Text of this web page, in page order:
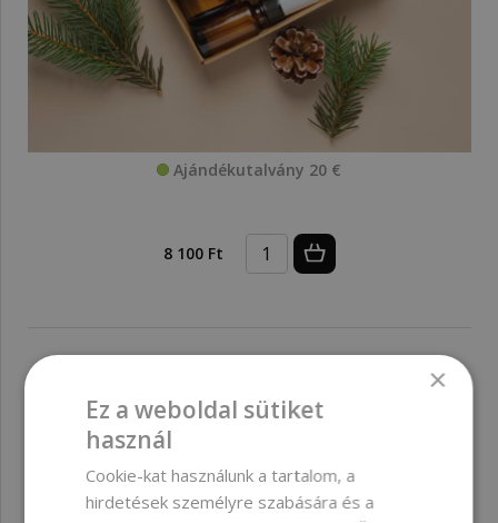
Ajándékutalvány 20 €
8 100 Ft
×
Ez a weboldal sütiket
használ
Cookie-kat használunk a tartalom, a
hirdetések személyre szabására és a